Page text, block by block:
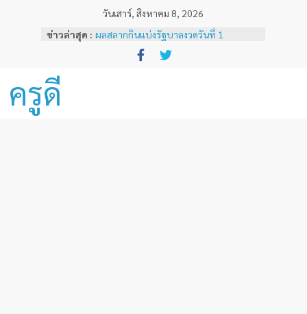
วันเสาร์, สิงหาคม 8, 2026
ข่าวล่าสุด : ผลสลากกินแบ่งรัฐบาลงวดวันที่ 1
พฤศจิกายน 2567
หลักเกณฑ์และวิธีการเทียบเคียงผลการ
ครูดี